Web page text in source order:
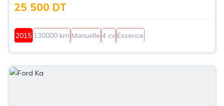
25 500 DT
2015 130000 km Manuelle 4 cv Essence